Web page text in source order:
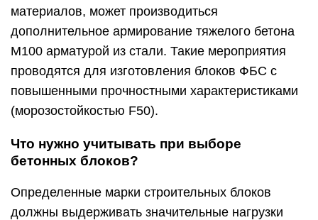
материалов, может производиться
дополнительное армирование тяжелого бетона
М100 арматурой из стали. Такие мероприятия
проводятся для изготовления блоков ФБС с
повышенными прочностными характеристиками
(морозостойкостью F50).
Что нужно учитывать при выборе
бетонных блоков?
Определенные марки строительных блоков
должны выдерживать значительные нагрузки